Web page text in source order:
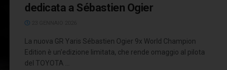
dedicata a Sébastien Ogier
La nuova GR Yaris Sébastien Ogier 9x World Champion
Edition è un'edizione limitata, che rende omaggio al pilota
del TOYOTA ...